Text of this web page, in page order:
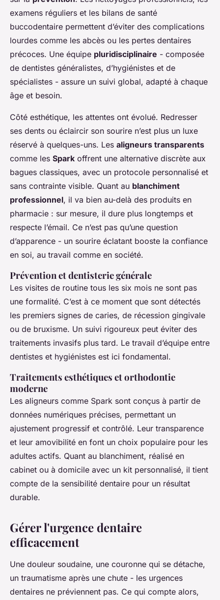
examens réguliers et les bilans de santé
buccodentaire permettent d’éviter des complications
lourdes comme les abcès ou les pertes dentaires
précoces. Une équipe pluridisciplinaire - composée
de dentistes généralistes, d’hygiénistes et de
spécialistes - assure un suivi global, adapté à chaque
âge et besoin.
Côté esthétique, les attentes ont évolué. Redresser
ses dents ou éclaircir son sourire n’est plus un luxe
réservé à quelques-uns. Les aligneurs transparents
comme les Spark offrent une alternative discrète aux
bagues classiques, avec un protocole personnalisé et
sans contrainte visible. Quant au blanchiment
professionnel, il va bien au-delà des produits en
pharmacie : sur mesure, il dure plus longtemps et
respecte l’émail. Ce n’est pas qu’une question
d’apparence - un sourire éclatant booste la confiance
en soi, au travail comme en société.
Prévention et dentisterie générale
Les visites de routine tous les six mois ne sont pas
une formalité. C’est à ce moment que sont détectés
les premiers signes de caries, de récession gingivale
ou de bruxisme. Un suivi rigoureux peut éviter des
traitements invasifs plus tard. Le travail d’équipe entre
dentistes et hygiénistes est ici fondamental.
Traitements esthétiques et orthodontie
moderne
Les aligneurs comme Spark sont conçus à partir de
données numériques précises, permettant un
ajustement progressif et contrôlé. Leur transparence
et leur amovibilité en font un choix populaire pour les
adultes actifs. Quant au blanchiment, réalisé en
cabinet ou à domicile avec un kit personnalisé, il tient
compte de la sensibilité dentaire pour un résultat
durable.
Gérer l'urgence dentaire
efficacement
Une douleur soudaine, une couronne qui se détache,
un traumatisme après une chute - les urgences
dentaires ne préviennent pas. Ce qui compte alors,